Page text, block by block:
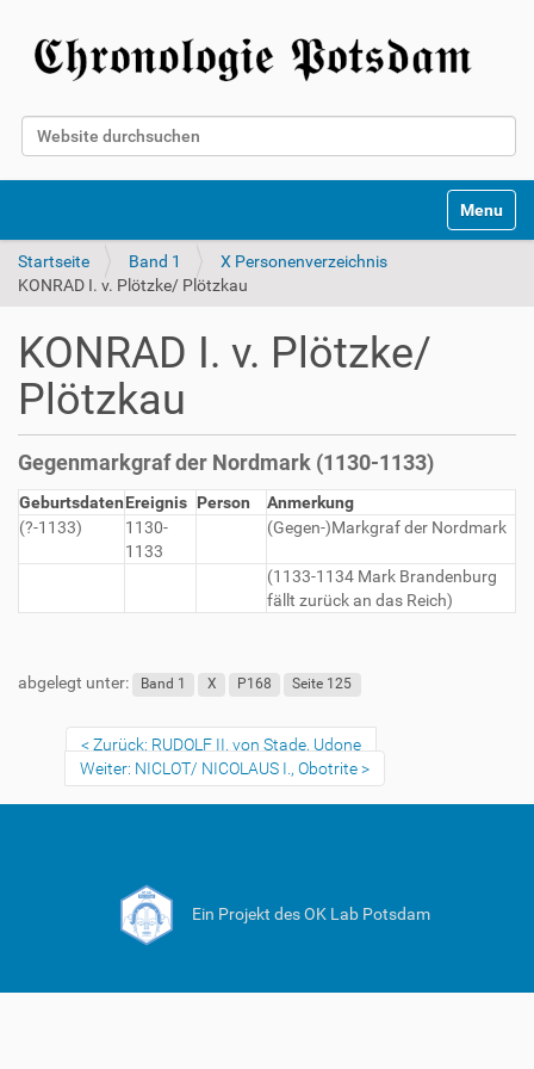
Website durchsuchen
Toggle
Startseite Band 1
X Personenverzeichnis
KONRAD I. v. Plötzke/ Plötzkau
KONRAD I. v. Plötzke/
Plötzkau
Gegenmarkgraf der Nordmark (1130-1133)
GeburtsdatenEreignis Person
Anmerkung
(?-1133)
1130-
1133
(Gegen-)Markgraf der Nordmark
(1133-1134 Mark Brandenburg
fällt zurück an das Reich)
abgelegt unter: Band 1 X P168 Seite 125
Zurück: RUDOLF II. von Stade, Udone
Weiter: NICLOT/ NICOLAUS I., Obotrite
Ein Projekt des OK Lab Potsdam